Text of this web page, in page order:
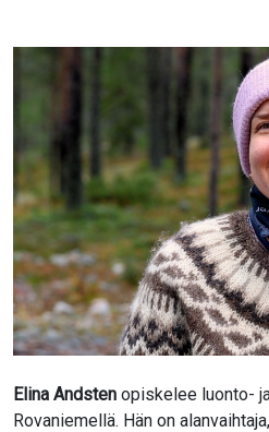
Elina Andsten opiskelee luonto-
Rovaniemellä. Hän on